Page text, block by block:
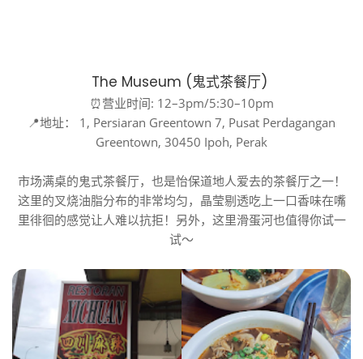
The Museum (鬼式茶餐厅)
⏰营业时间: 12–3pm/5:30–10pm
📍地址： 1, Persiaran Greentown 7, Pusat Perdagangan
Greentown, 30450 Ipoh, Perak
市场满桌的鬼式茶餐厅，也是怡保道地人爱去的茶餐厅之一！
这里的叉烧油脂分布的非常均匀，晶莹剔透吃上一口香味在嘴
里徘徊的感觉让人难以抗拒！另外，这里滑蛋河也值得你试一
试～